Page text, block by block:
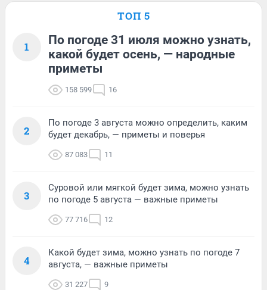
ТОП 5
1
По погоде 31 июля можно узнать,
какой будет осень, — народные
приметы
158 599 16
2
По погоде 3 августа можно определить, каким
будет декабрь, — приметы и поверья
87 083 11
3
Суровой или мягкой будет зима, можно узнать
по погоде 5 августа — важные приметы
77 716 12
4
Какой будет зима, можно узнать по погоде 7
августа, — важные приметы
31 227 9